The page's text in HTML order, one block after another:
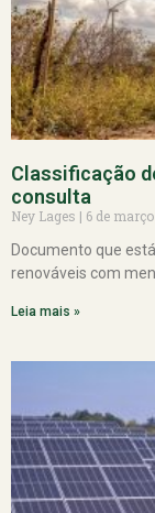
Classificação
consulta
Ney Lages
6 de
Documento que
renováveis com
Leia mais »